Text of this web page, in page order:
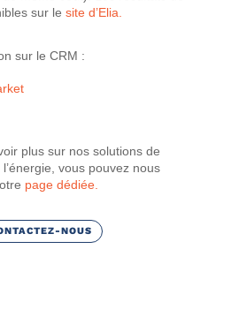
sur le site d’Elia.
sur le CRM :
plus sur nos solutions de
vous pouvez nous
page dédiée.
NOUS